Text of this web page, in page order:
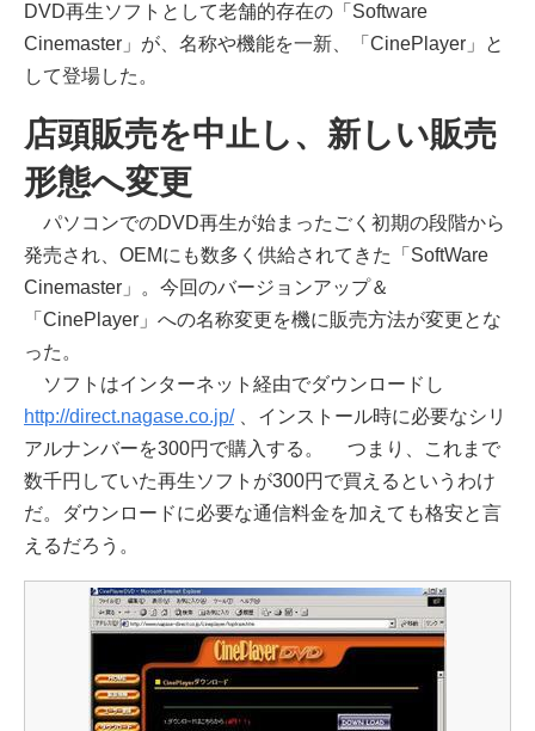
DVD再生ソフトとして老舗的存在の「Software
Cinemaster」が、名称や機能を一新、「CinePlayer」と
して登場した。
店頭販売を中止し、新しい販売
形態へ変更
パソコンでのDVD再生が始まったごく初期の段階から
発売され、OEMにも数多く供給されてきた「SoftWare
Cinemaster」。今回のバージョンアップ＆
「CinePlayer」への名称変更を機に販売方法が変更とな
った。
ソフトはインターネット経由でダウンロードし
http://direct.nagase.co.jp/、インストール時に必要なシリ
アルナンバーを300円で購入する。 つまり、これまで
数千円していた再生ソフトが300円で買えるというわけ
だ。ダウンロードに必要な通信料金を加えても格安と言
えるだろう。